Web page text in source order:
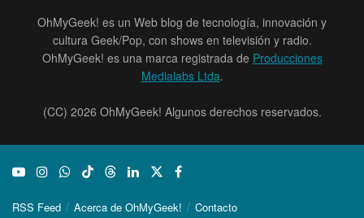
OhMyGeek! es un Web blog de tecnología, innovación y
cultura Geek/Pop, con shows en televisión y radio.
OhMyGeek! es una marca registrada de Producciones
Medialabs Ltda.
(CC) 2026 OhMyGeek! Algunos derechos reservados.
RSS Feed Acerca de OhMyGeek! Contacto